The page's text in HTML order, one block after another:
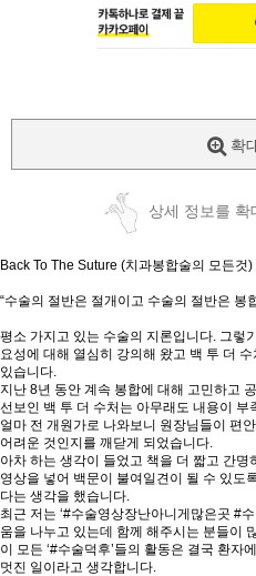
확
상세 정보를
Back To The Suture (치과봉합술의 모든것
“수술의 절반은 절개이고 수술의 절반은 봉
평소 가지고 있는 수술의 지론입니다. 그렇
요성에 대해 열심히 강의해 왔고 백 투 더
있습니다.
지난 8년 동안 계속 봉합에 대해 고민하고
선보인 백 투 더 수처는 아무래도 내용이 부
얼마 전 개원가로 나와보니 원장님들이 편
어려운 것인지를 깨닫게 되었습니다.
아차 하는 생각이 들었고 책을 더 짧고 간
영상을 넣어 백문이 불여일견이 될 수 있도
다는 생각을 했습니다.
최근 저는 ‘#수술영상장난아니게많은곳 #
움을 나누고 있는데 함께 해주시는 분들이
이 모든 ‘#수술덕후’들의 활동은 결국 환자
멋진 일이라고 생각합니다.